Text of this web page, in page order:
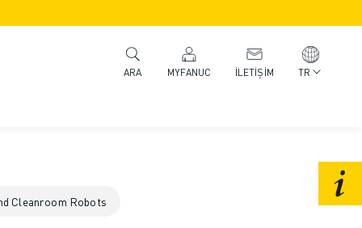
ARA MYFANUC İLETIŞIM TR
Cleanroom Robots